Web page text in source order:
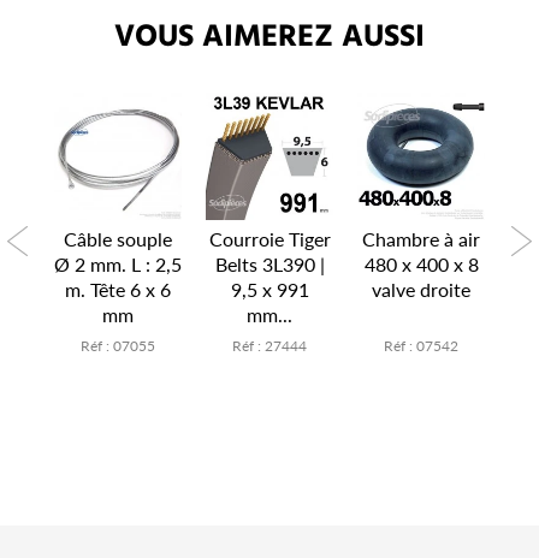
VOUS AIMEREZ AUSSI
Câble souple
Ø 2 mm. L : 2,5
m. Tête 6 x 6
mm
Réf : 07055
Courroie Tiger
Belts 3L390 |
9,5 x 991
mm...
Réf : 27444
Chambre à air
480 x 400 x 8
valve droite
Réf : 07542